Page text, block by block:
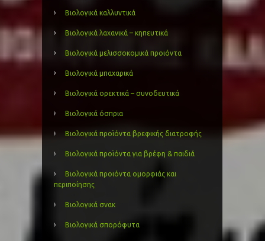
Βιολογικά καλλυντικά
Βιολογικά λαχανικά – κηπευτικά
Βιολογικά μελισσοκομικά προιόντα
Βιολογικά μπαχαρικά
Βιολογικά ορεκτικά – συνοδευτικά
Βιολογικά όσπρια
Βιολογικά προϊόντα βρεφικής διατροφής
Βιολογικά προϊόντα για βρέφη & παιδιά
Βιολογικά προιόντα ομορφιάς και
περιποίησης
Βιολογικά σνακ
Βιολογικά σπορόφυτα